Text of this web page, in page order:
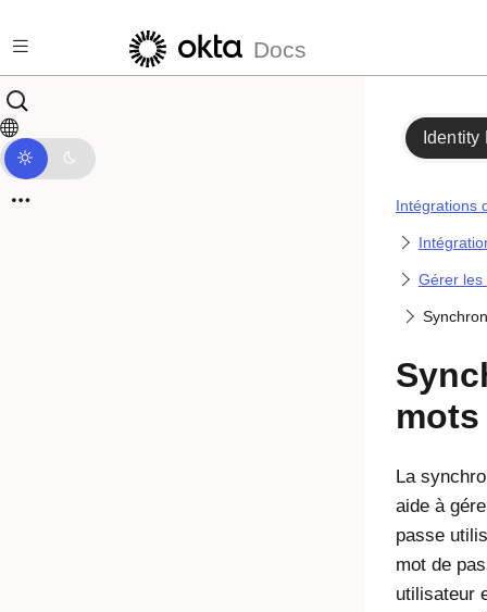
Docs
Identity
Intégrations
Gérer les
La
aide à
passe
mot de
utilisateur